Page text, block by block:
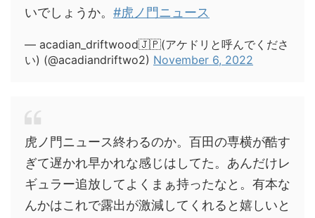
いでしょうか。 #虎ノ門ニュース
— acadian_driftwood🇯🇵(アケドリと呼んでくださ
い) (@acadiandriftwo2) November 6, 2022
虎ノ門ニュース終わるのか。百田の専横が酷す
ぎて遅かれ早かれな感じはしてた。あんだけレ
ギュラー追放してよくまぁ持ったなと。有本な
んかはこれで露出が激減してくれると嬉しいと